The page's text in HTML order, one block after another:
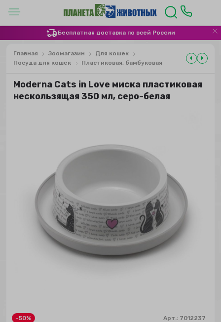
Бесплатная доставка по всей России
Главная Зоомагазин
Для кошек
Посуда для кошек
Пластиковая, бамбуковая
Moderna Cats in Love миска пластиковая
нескользящая 350 мл, серо-белая
-50% Арт.: 7012237